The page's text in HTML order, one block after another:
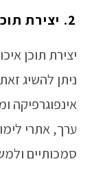
2. יצירת תוכן מרתק:
יצירת תוכן
ניתן להשיג
אינפוגרפיקה
ערך, אתרי
סמכותיים